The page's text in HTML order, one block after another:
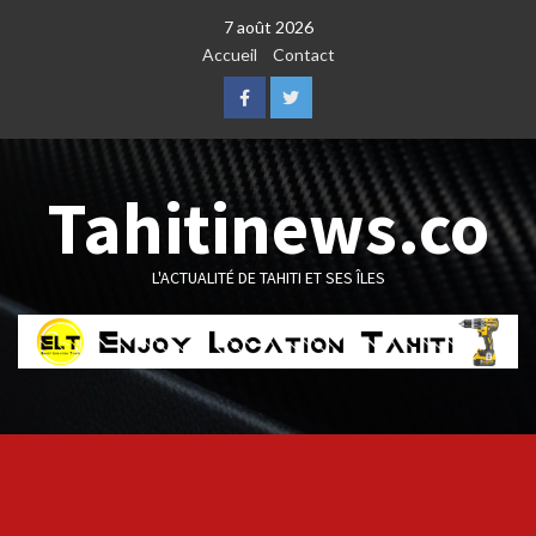
7 août 2026
Accueil
Contact
FacebookTwitter
Tahitinews.co
L'ACTUALITÉ DE TAHITI ET SES ÎLES